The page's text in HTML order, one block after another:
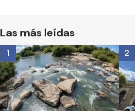
Las más leídas
1 2